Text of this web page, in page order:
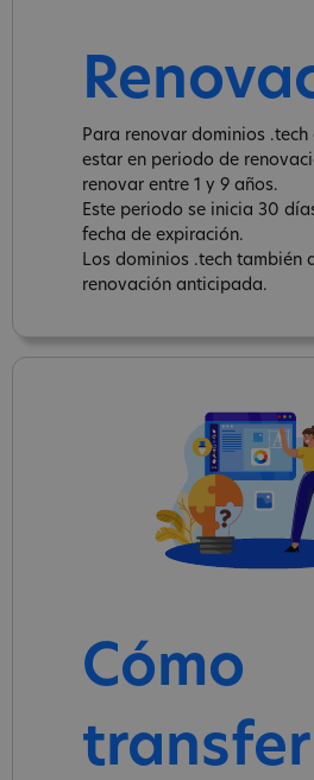
Para renovar dominios .tech
estar en periodo de
renovar entre 1 y 9 años.
Este periodo se inicia 30
fecha de expiración.
Los dominios .tech también
renovación anticipada.
Cómo